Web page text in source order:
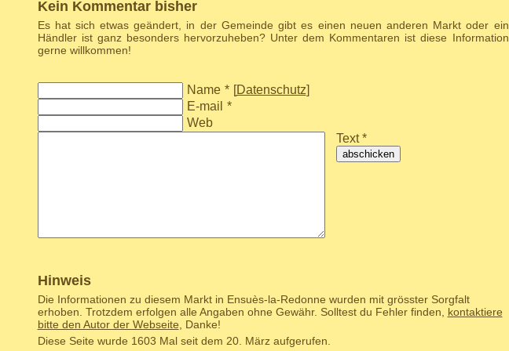
Kein Kommentar bisher
Es hat sich etwas geändert, in der Gemeinde gibt es einen neuen anderen Markt oder ein
Händler ist ganz besonders hervorzuheben? Unter dem Kommentaren ist diese Information
gerne willkommen!
Name * [Datenschutz]
E-mail *
Web
Text *
abschicken
Hinweis
Die Informationen zu diesem Markt in Ensuès-la-Redonne wurden mit grösster Sorgfalt
erhoben. Trotzdem erfolgen alle Angaben ohne Gewähr. Solltest du Fehler finden, kontaktiere
bitte den Autor der Webseite , Danke!
Diese Seite wurde 1603 Mal seit dem 20. März aufgerufen.